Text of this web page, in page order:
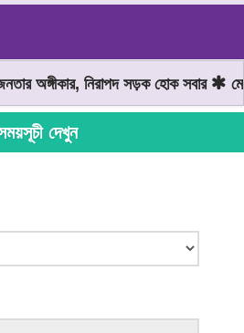
অঙ্গীকার, নিরাপদ সড়ক হোক সবার
দেখুন